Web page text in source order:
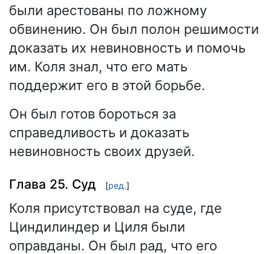
были арестованы по ложному
обвинению. Он был полон решимости
доказать их невиновность и помочь
им. Коля знал, что его мать
поддержит его в этой борьбе.
Он был готов бороться за
справедливость и доказать
невиновность своих друзей.
Глава 25. Суд [ред.]
Коля присутствовал на суде, где
Циндилиндер и Циля были
оправданы. Он был рад, что его